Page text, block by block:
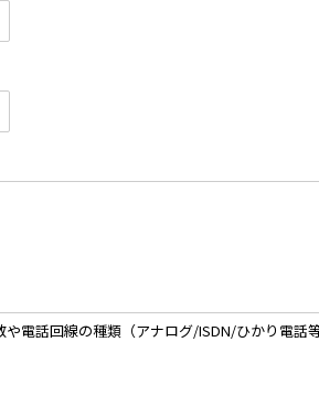
電話回線の種類（アナログ/ISDN/ひかり電話